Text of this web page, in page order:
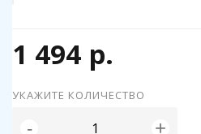
1 494 р.
УКАЖИТЕ КОЛИЧЕСТВО
- +